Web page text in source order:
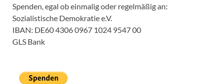
Spenden, egal ob einmalig oder regelmäßig an:
Sozialistische Demokratie e.V.
IBAN: DE60 4306 0967 1024 9547 00
GLS Bank